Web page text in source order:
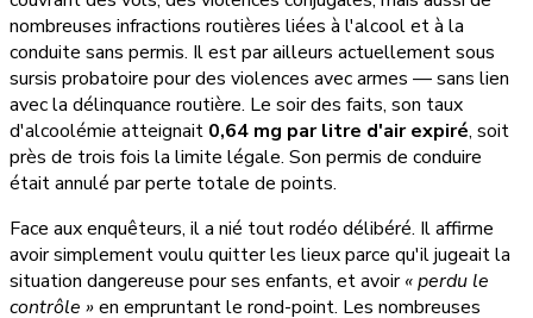
nombreuses infractions routières liées à l'alcool et à la
conduite sans permis. Il est par ailleurs actuellement sous
sursis probatoire pour des violences avec armes — sans lien
avec la délinquance routière. Le soir des faits, son taux
d'alcoolémie atteignait 0,64 mg par litre d'air expiré, soit
près de trois fois la limite légale. Son permis de conduire
était annulé par perte totale de points.
Face aux enquêteurs, il a nié tout rodéo délibéré. Il affirme
avoir simplement voulu quitter les lieux parce qu'il jugeait la
situation dangereuse pour ses enfants, et avoir« perdu le
contrôle »en empruntant le rond-point. Les nombreuses